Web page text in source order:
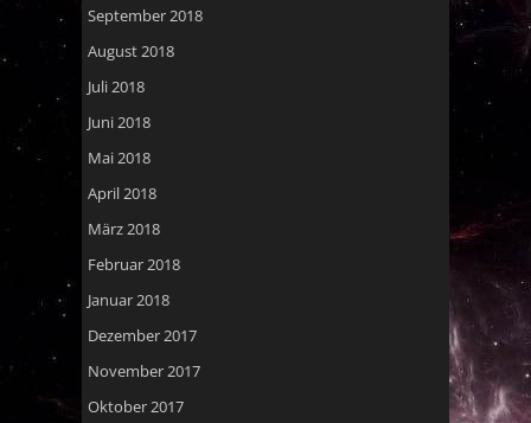
September 2018
August 2018
Juli 2018
Juni 2018
Mai 2018
April 2018
März 2018
Februar 2018
Januar 2018
Dezember 2017
November 2017
Oktober 2017